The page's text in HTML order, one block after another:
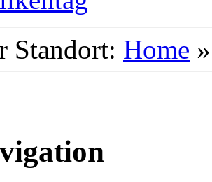
Standort: Home